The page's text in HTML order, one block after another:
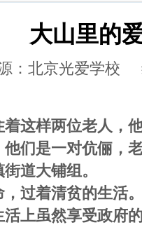
大山里的
：北京光爱学
着这样两位老人 ，
他们是一对伉俪 ，
街道大铺组。
过着清贫的生活
活上虽然享受政府